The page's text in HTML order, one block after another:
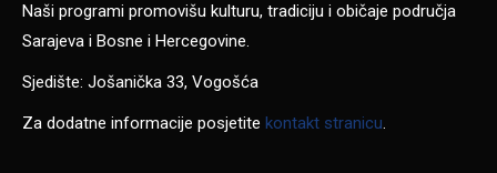
Naši programi promovišu kulturu, tradiciju i običaje područja
Sarajeva i Bosne i Hercegovine.
Sjedište: Jošanička 33, Vogošća
Za dodatne informacije posjetite kontakt stranicu.